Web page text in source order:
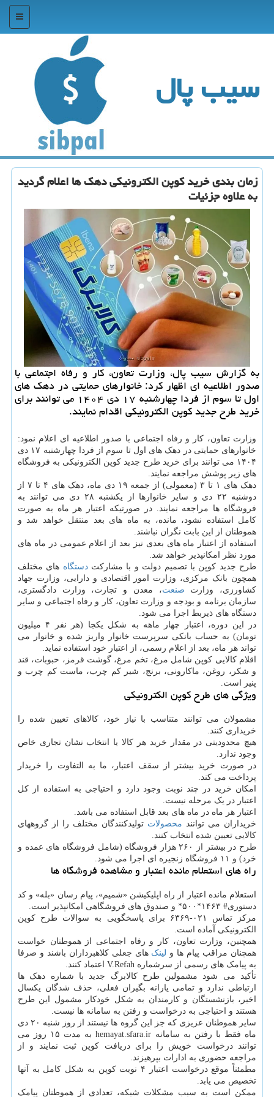
منو
سیب پال
زمان بندی خرید کوپن الکترونیکی دهک ها اعلام گردید
به علاوه جزئیات
به گزارش سیب پال، وزارت تعاون، کار و رفاه اجتماعی با
صدور اطلاعیه ای اظهار کرد: خانوارهای حمایتی در دهک های
اول تا سوم از فردا چهارشنبه ۱۷ دی ۱۴۰۴ می توانند برای
خرید طرح جدید کوپن الکترونیکی اقدام نمایند.
وزارت تعاون، کار و رفاه اجتماعی با صدور اطلاعیه ای اعلام نمود:
خانوارهای حمایتی در دهک های اول تا سوم از فردا چهارشنبه ۱۷ دی
۱۴۰۴ می توانند برای خرید طرح جدید کوپن الکترونیکی به فروشگاه
های زیر پوشش مراجعه نمایند.
دهک های ۱ تا ۳ (معمولی) از جمعه ۱۹ دی ماه، دهک های ۴ تا ۷ از
دوشنبه ۲۲ دی و سایر خانوارها از یکشنبه ۲۸ دی می توانند به
فروشگاه ها مراجعه نمایند. در صورتیکه اعتبار هر ماه به صورت
کامل استفاده نشود، مانده، به ماه های بعد منتقل خواهد شد و
هموطنان از این بابت نگران نباشند.
استفاده از اعتبار ماه های بعدی نیز بعد از اعلام عمومی در ماه های
مورد نظر امکانپذیر خواهد شد.
طرح جدید کوپن با تصمیم دولت و با مشارکتدستگاه های مختلف
همچون بانک مرکزی، وزارت امور اقتصادی و دارایی، وزارت جهاد
کشاورزی، وزارت صنعت، معدن و تجارت، وزارت دادگستری،
سازمان برنامه و بودجه و وزارت تعاون، کار و رفاه اجتماعی و سایر
دستگاه های ذیربط اجرا می شود.
در این دوره، اعتبار چهار ماهه به شکل یکجا (هر نفر ۴ میلیون
تومان) به حساب بانکی سرپرست خانوار واریز شده و خانوار می
تواند هر ماه، بعد از اعلام رسمی، از اعتبار خود استفاده نماید.
اقلام کالایی کوپن شامل مرغ، تخم مرغ، گوشت قرمز، حبوبات، قند
و شکر، روغن، ماکارونی، برنج، شیر کم چرب، ماست کم چرب و
پنیر است.
ویژگی های طرح کوپن الکترونیکی
مشمولان می توانند متناسب با نیاز خود، کالاهای تعیین شده را
خریداری کنند.
هیچ محدودیتی در مقدار خرید هر کالا یا انتخاب نشان تجاری خاص
وجود ندارد.
در صورت خرید بیشتر از سقف اعتبار، ما به التفاوت را خریدار
پرداخت می کند.
امکان خرید در چند نوبت وجود دارد و احتیاجی به استفاده از کل
اعتبار در یک مرحله نیست.
اعتبار هر ماه در ماه های بعد قابل استفاده می باشد.
خریداران می توانند محصولات تولیدکنندگان مختلف را از گروههای
کالایی تعیین شده انتخاب کنند.
طرح در بیشتر از ۲۶۰ هزار فروشگاه (شامل فروشگاه های عمده و
خرد) و ۱۱ فروشگاه زنجیره ای اجرا می شود.
راه های استعلام مانده اعتبار و مشاهده فروشگاه ها
استعلام مانده اعتبار از راه اپلیکیشن «شمیم»، پیام رسان «بله» و کد
دستوری# ۱۴۶۳*۵۰۰* و صندوق های فروشگاهی امکانپذیر است.
مرکز تماس ۰۲۱-۶۳۶۹ برای پاسخگویی به سوالات طرح کوپن
الکترونیکی آماده است.
همچنین، وزارت تعاون، کار و رفاه اجتماعی از هموطنان خواست
همچنان مراقب پیام ها و لینک های جعلی کلاهبرداران باشند و صرفا
به پیامک های رسمی از سرشماره V.Refah اعتماد کنند.
تأکید می شود مشمولین طرح کالابرگ جدید با شماره دهک ها
ارتباطی ندارد و تمامی یارانه بگیران فعلی، حذف شدگان یکسال
اخیر، بازنشستگان و کارمندان به شکل خودکار مشمول این طرح
هستند و احتیاجی به درخواست و رفتن به سامانه ها نیست.
سایر هموطنان عزیزی که جز این گروه ها نیستند از روز شنبه ۲۰ دی
ماه فقط با رفتن به سامانه hemayat.sfara.ir به مدت ۱۵ روز می
توانند درخواست خویش را برای دریافت کوپن ثبت نمایند و از
مراجعه حضوری به ادارات بپرهیزند.
مطمئناً موقع درخواست اعتبار ۴ نوبت کوپن به شکل کامل به آنها
تخصیص می یابد.
ممکن است به سبب مشکلات شبکه، تعدادی از هموطنان پیامک